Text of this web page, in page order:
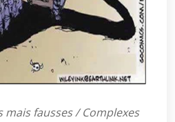
mais fausses / Complexes